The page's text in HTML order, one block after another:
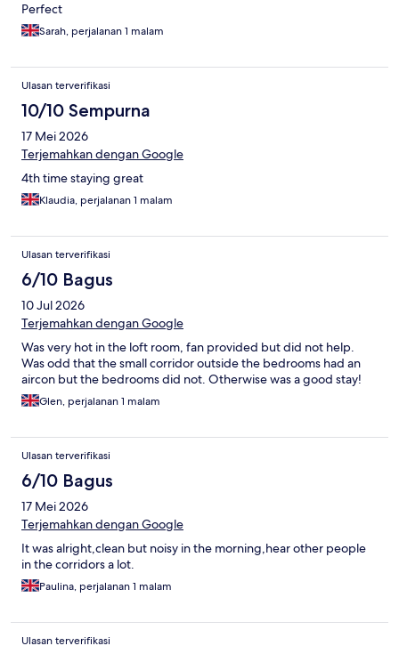
Perfect
Sarah, perjalanan 1 malam
Ulasan terverifikasi
10/10 Sempurna
17 Mei 2026
Terjemahkan dengan Google
4th time staying great
Klaudia, perjalanan 1 malam
Ulasan terverifikasi
6/10 Bagus
10 Jul 2026
Terjemahkan dengan Google
Was very hot in the loft room, fan provided but did not help.
Was odd that the small corridor outside the bedrooms had an
aircon but the bedrooms did not. Otherwise was a good stay!
Glen, perjalanan 1 malam
Ulasan terverifikasi
6/10 Bagus
17 Mei 2026
Terjemahkan dengan Google
It was alright,clean but noisy in the morning,hear other people
in the corridors a lot.
Paulina, perjalanan 1 malam
Ulasan terverifikasi